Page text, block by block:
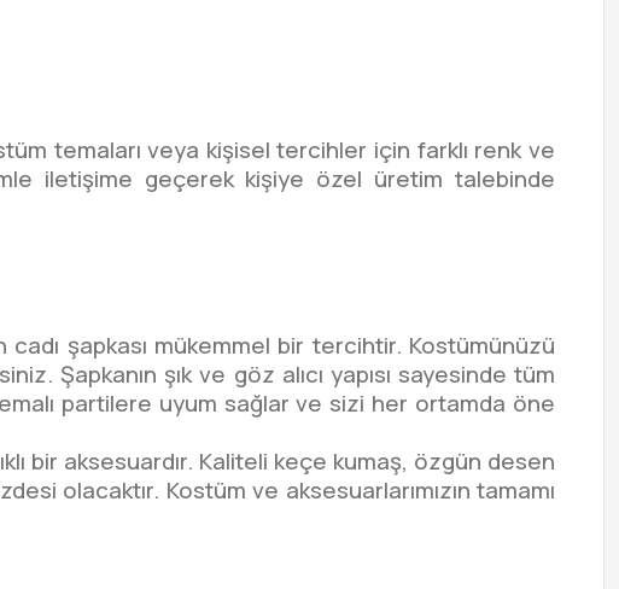
temaları veya kişisel tercihler için farklı renk ve
iletişime geçerek kişiye özel üretim talebinde
şapkası mükemmel bir tercihtir. Kostümünüzü
Şapkanın şık ve göz alıcı yapısı sayesinde tüm
partilere uyum sağlar ve sizi her ortamda öne
bir aksesuardır. Kaliteli keçe kumaş, özgün desen
olacaktır. Kostüm ve aksesuarlarımızın tamamı